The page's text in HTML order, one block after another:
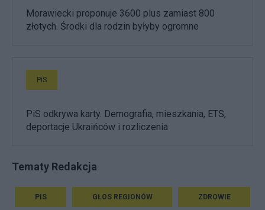
Morawiecki proponuje 3600 plus zamiast 800
złotych. Środki dla rodzin byłyby ogromne
PiS
PiS odkrywa karty. Demografia, mieszkania, ETS,
deportacje Ukraińców i rozliczenia
Tematy Redakcja
PIS GŁOS REGIONÓW ZDROWIE